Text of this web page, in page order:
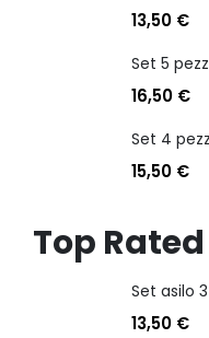
13,50 €
16,50 €
15,50 €
Top
13,50 €